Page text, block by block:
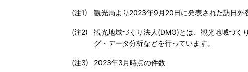
(注1) 観光局より2023年9月20日に発表された訪日外
(注2)
観光地域づくり法人(DMO)とは、観光地域づく
グ・データ分析などを行っています。
(注3) 2023年3月時点の件数